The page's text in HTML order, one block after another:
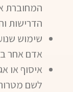
המחוברת
הדרישות
שימוש
אדם אחר
איסוף או
לשם